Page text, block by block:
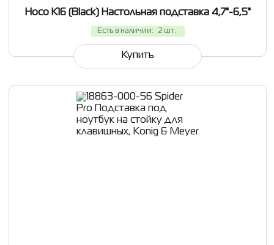
Hoco K16 (Black) Настольная подставка 4,7"-6,5"
Есть в наличии: 2 шт.
Купить